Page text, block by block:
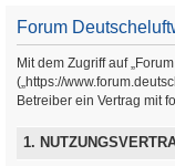
Forum
Mit dem Zugriff auf
(„https://
Betreiber ein Vertrag mit
1.